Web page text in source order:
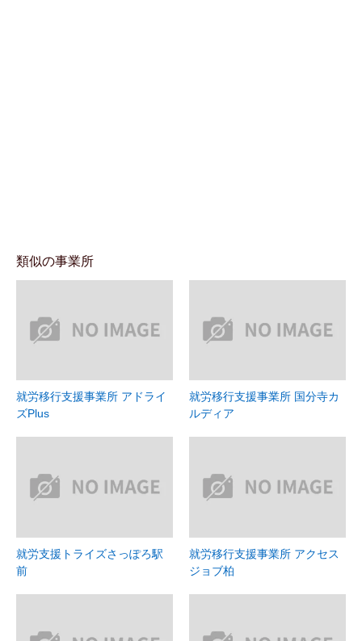
類似の事業所
就労移行支援事業所 アドライ
ズPlus
就労移行支援事業所 国分寺カ
ルディア
就労支援トライズさっぽろ駅
前
就労移行支援事業所 アクセス
ジョブ柏